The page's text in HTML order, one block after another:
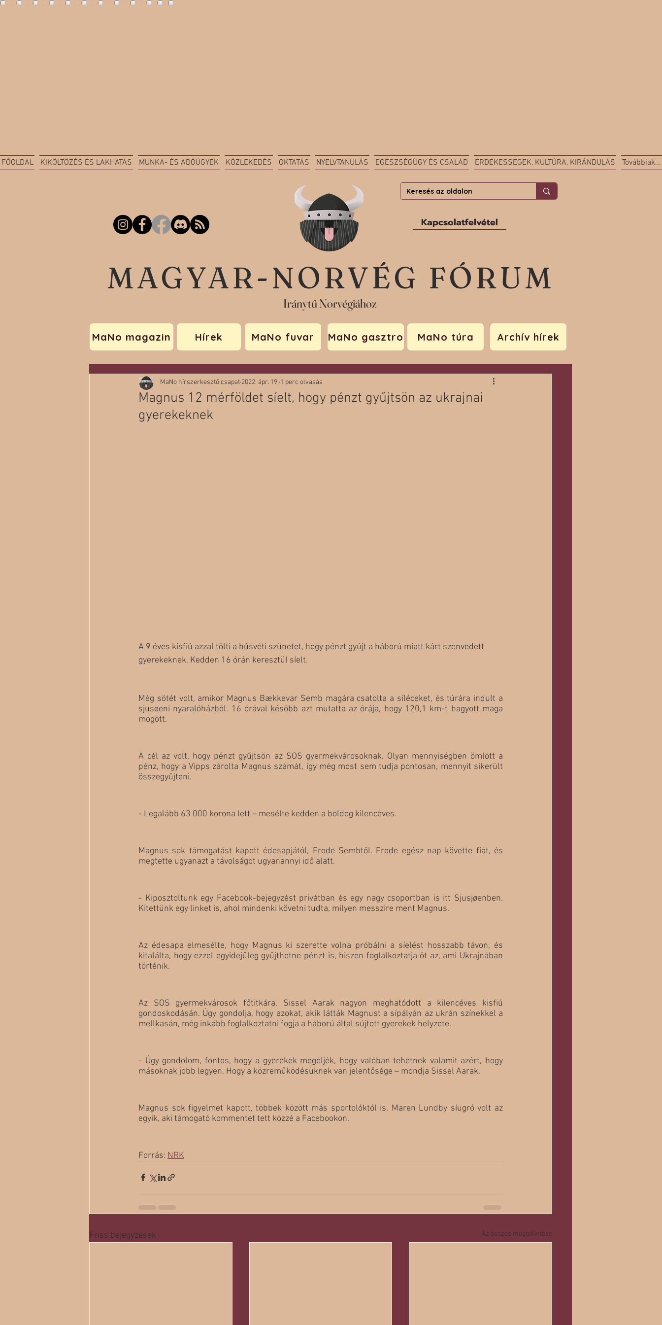
FŐOLDAL KIKÖLTÖZÉS ÉS LAKHATÁS MUNKA- ÉS ADÓÜGYEK KÖZLEKEDÉS OKTATÁS NYELVTANULÁS EGÉSZSÉGÜGY ÉS CSALÁD ÉRDEKESSÉGEK, KULTÚRA, KIRÁNDULÁS Továbbiak...
Kapcsolatfelvétel
MAGYAR-NORVÉG FÓRUM
Iránytű Norvégiához
MaNo magazin Hírek MaNo fuvar MaNo gasztro MaNo túra Archív hírek
Magnus 12 mérföldet síelt, hogy pénzt gyűjtsön az ukrajnai
gyerekeknek
MaNo hírszerkesztő csapat 2022. ápr. 19. 1 perc olvasás
A 9 éves kisfiú azzal tölti a húsvéti szünetet, hogy pénzt gyújt a háború miatt kárt szenvedett
gyerekeknek. Kedden 16 órán keresztül síelt.
Még sötét volt, amikor Magnus Bækkevar Semb magára csatolta a síléceket, és túrára indult a
sjusøeni nyaralóházból. 16 órával később azt mutatta az órája, hogy 120,1 km-t hagyott maga
mögött.
A cél az volt, hogy pénzt gyűjtsön az SOS gyermekvárosoknak. Olyan mennyiségben ömlött a
pénz, hogy a Vipps zárolta Magnus számát, így még most sem tudja pontosan, mennyit sikerült
összegyűjteni.
- Legalább 63 000 korona lett – mesélte kedden a boldog kilencéves.
Magnus sok támogatást kapott édesapjától, Frode Sembtől. Frode egész nap követte fiát, és
megtette ugyanazt a távolságot ugyanannyi idő alatt.
- Kiposztoltunk egy Facebook-bejegyzést privátban és egy nagy csoportban is itt Sjusjøenben.
Kitettünk egy linket is, ahol mindenki követni tudta, milyen messzire ment Magnus.
Az édesapa elmesélte, hogy Magnus ki szerette volna próbálni a síelést hosszabb távon, és
kitalálta, hogy ezzel egyidejűleg gyűjthetne pénzt is, hiszen foglalkoztatja őt az, ami Ukrajnában
történik.
Az SOS gyermekvárosok főtitkára, Sissel Aarak nagyon meghatódott a kilencéves kisfiú
gondoskodásán. Úgy gondolja, hogy azokat, akik látták Magnust a sípályán az ukrán színekkel a
mellkasán, még inkább foglalkoztatni fogja a háború által sújtott gyerekek helyzete.
- Úgy gondolom, fontos, hogy a gyerekek megéljék, hogy valóban tehetnek valamit azért, hogy
másoknak jobb legyen. Hogy a közreműködésüknek van jelentősége – mondja Sissel Aarak.
Magnus sok figyelmet kapott, többek között más sportolóktól is. Maren Lundby síugró volt az
egyik, aki támogató kommentet tett közzé a Facebookon.
Forrás: NRK
Friss bejegyzések Az összes megtekintése